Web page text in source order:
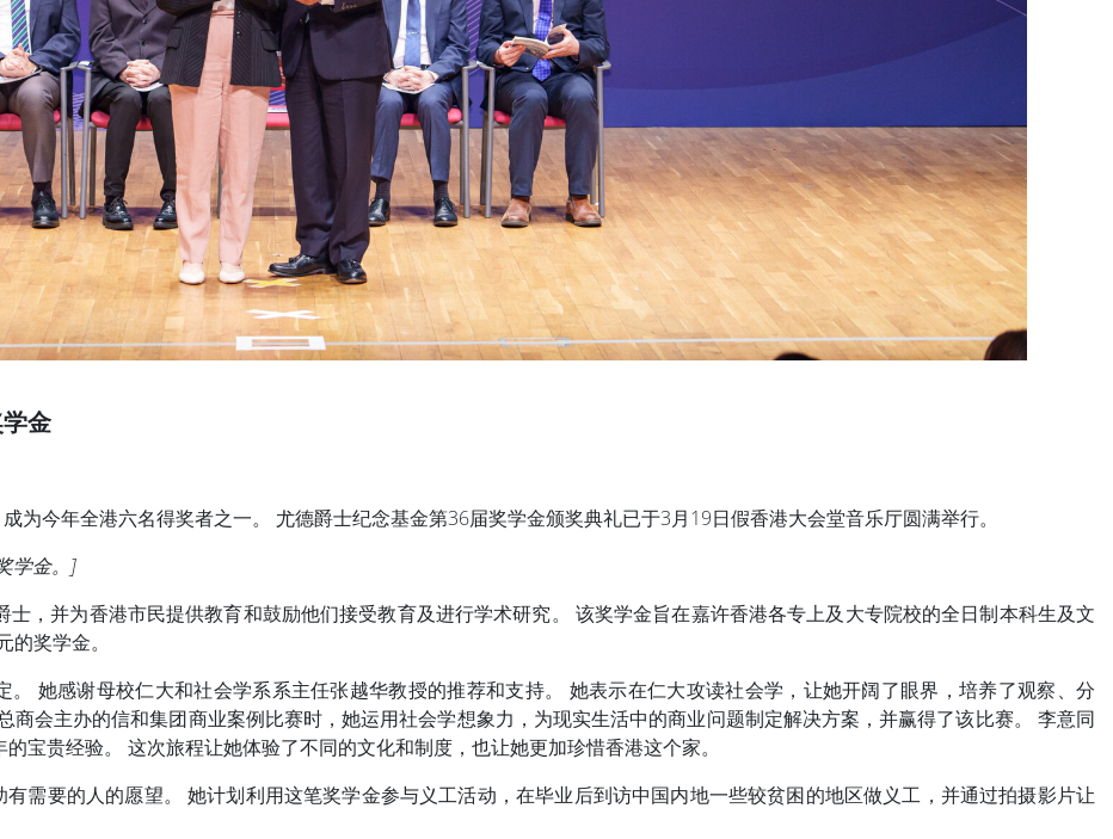
金
为今年全港六名得奖者之一。 尤德爵士纪念基金第36届奖学金颁奖典礼已于3月19日假香港大会堂音乐厅圆满举行。
学金。]
，并为香港市民提供教育和鼓励他们接受教育及进行学术研究。 该奖学金旨在嘉许香港各专上及大专院校的全日制本科生及文
奖学金。
她感谢母校仁大和社会学系系主任张越华教授的推荐和支持。 她表示在仁大攻读社会学，让她开阔了眼界，培养了观察、分
会主办的信和集团商业案例比赛时，她运用社会学想象力，为现实生活中的商业问题制定解决方案，并赢得了该比赛。 李意同
宝贵经验。 这次旅程让她体验了不同的文化和制度，也让她更加珍惜香港这个家。
需要的人的愿望。 她计划利用这笔奖学金参与义工活动，在毕业后到访中国内地一些较贫困的地区做义工，并通过拍摄影片让